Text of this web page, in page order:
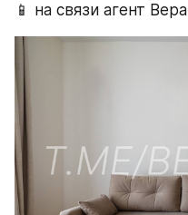
📱 на связи агент Вера